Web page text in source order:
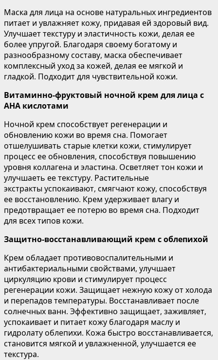
Маска для лица на основе натуральных ингредиентов
питает и увлажняет кожу, придавая ей здоровый вид.
Улучшает текстуру и эластичность кожи, делая ее
более упругой. Благодаря своему богатому и
разнообразному составу, маска обеспечивает
комплексный уход за кожей, делая ее мягкой и
гладкой. Подходит для чувствительной кожи.
Витаминно-фруктовый ночной крем для лица с
AHA кислотами
Ночной крем способствует регенерации и
обновлению кожи во время сна. Помогает
отшелушивать старые клетки кожи, стимулирует
процесс ее обновления, способствуя повышению
уровня коллагена и эластина. Осветляет тон кожи и
улучшаеть ее текстуру. Растительные
экстракты успокаивают, смягчают кожу, способствуя
ее восстановлению. Крем удерживает влагу и
предотвращает ее потерю во время сна. Подходит
для всех типов кожи.
Защитно-восстанавливающий крем с облепихой
Крем обладает противовоспалительными и
антибактериальными свойствами, улучшает
циркуляцию крови и стимулирует процесс
регенерации кожи. Защищает нежную кожу от холода
и перепадов температуры. Восстанавливает после
солнечных ванн. Эффективно защищает, заживляет,
успокаивает и питает кожу благодаря маслу и
гидролату облепихи. Кожа быстро восстанавливается,
становится мягкой и увлажненной, улучшается ее
текстура.